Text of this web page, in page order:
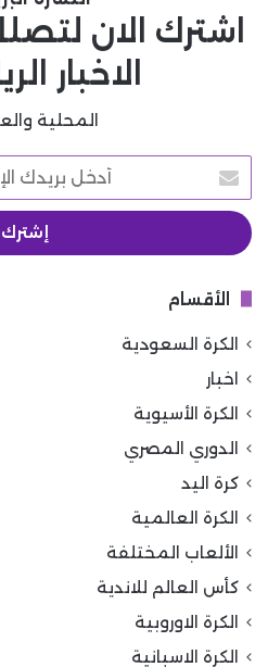
اشترك الان
الاخبار
المحلية
أدخل
بريدك
الإلكتروني
الأقسام
الكرة السعودية
اخبار
الكرة الأسيوية
الدوري المصري
كرة اليد
الكرة العالمية
الألعاب المختلفة
كأس العالم للاندية
الكرة الاوروبية
الكرة الاسبانية